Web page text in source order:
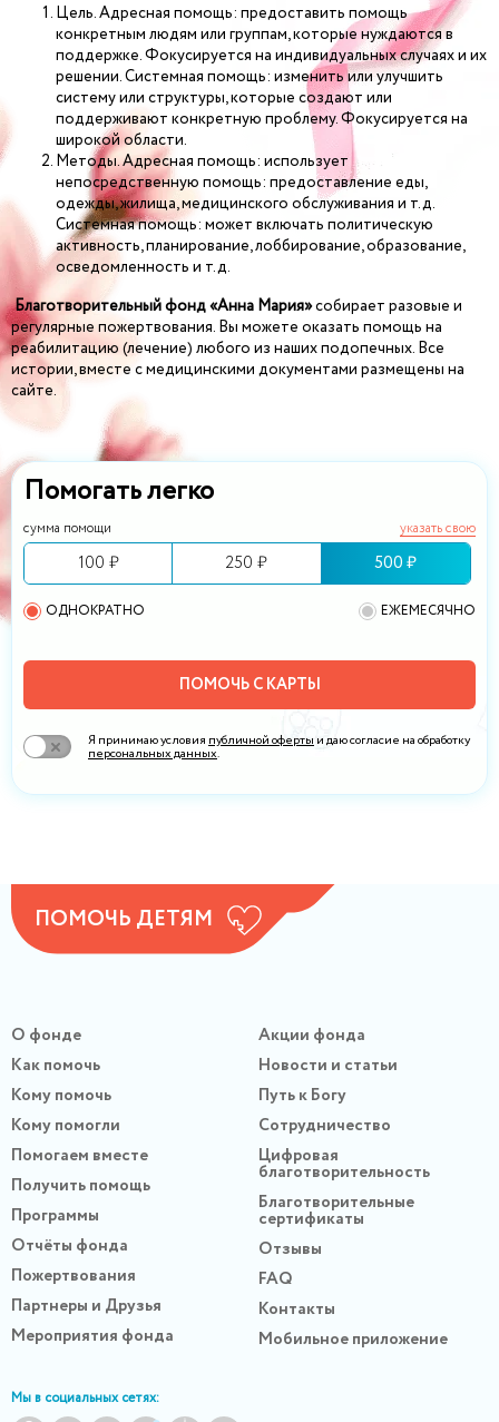
Помогать легко
сумма помощи указать свою
100 ₽ 250 ₽ 500 ₽
ОДНОКРАТНО ЕЖЕМЕСЯЧНО
ПОМОЧЬ С КАРТЫ
Я принимаю условия публичной оферты и даю согласие на обработку
персональных данных.
Цель. Адресная помощь: предоставить помощь
конкретным людям или группам, которые нуждаются в
поддержке. Фокусируется на индивидуальных случаях и их
решении. Системная помощь: изменить или улучшить
систему или структуры, которые создают или
поддерживают конкретную проблему. Фокусируется на
широкой области.
Методы. Адресная помощь: использует
непосредственную помощь: предоставление еды,
одежды, жилища, медицинского обслуживания и т.д.
Системная помощь: может включать политическую
активность, планирование, лоббирование, образование,
осведомленность и т.д.
Благотворительный фонд «Анна Мария»собирает разовые и
регулярные пожертвования. Вы можете оказать помощь на
реабилитацию (лечение) любого из наших подопечных. Все
истории, вместе с медицинскими документами размещены на
сайте.
ПОМОЧЬ ДЕТЯМ
О фонде
Как помочь
Кому помочь
Кому помогли
Помогаем вместе
Получить помощь
Программы
Отчёты фонда
Пожертвования
Партнеры и Друзья
Мероприятия фонда
Акции фонда
Новости и статьи
Путь к Богу
Сотрудничество
Цифровая
благотворительность
Благотворительные
сертификаты
Отзывы
FAQ
Контакты
Мобильное приложение
Мы в социальных сетях: